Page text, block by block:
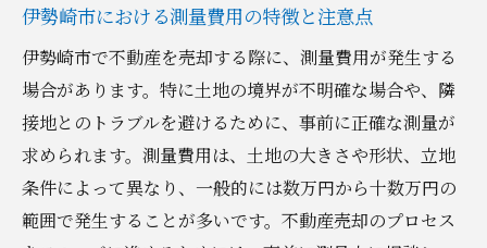
予想外の出費を抑えるための事前準備
地域特有の税制を考慮した伊勢崎市での効率的
な売却手法
伊勢崎市で考慮すべき税制の特徴
地域特有の税制を活用するためのアプロー
チ
伊勢崎市における測量費用の特徴と注意点
伊勢崎市で不動産を売却する際に、測量費用が発生する
場合があります。特に土地の境界が不明確な場合や、隣
接地とのトラブルを避けるために、事前に正確な測量が
求められます。測量費用は、土地の大きさや形状、立地
条件によって異なり、一般的には数万円から十数万円の
範囲で発生することが多いです。不動産売却のプロセス